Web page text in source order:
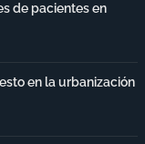
de pacientes en
en la urbanización